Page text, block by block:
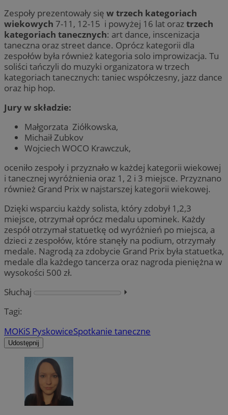
Zespoły prezentowały się w trzech kategoriach
wiekowych 7-11, 12-15 i powyżej 16 lat oraz trzech
kategoriach tanecznych: art dance, inscenizacja
taneczna oraz street dance. Oprócz kategorii dla
zespołów była również kategoria solo improwizacja. Tu
soliści tańczyli do muzyki organizatora w trzech
kategoriach tanecznych: taniec współczesny, jazz dance
oraz hip hop.
Jury w składzie:
Małgorzata Ziółkowska,
Michaił Zubkov
Wojciech WOCO Krawczuk,
oceniło zespoły i przyznało w każdej kategorii wiekowej
i tanecznej wyróżnienia oraz 1, 2 i 3 miejsce. Przyznano
również Grand Prix w najstarszej kategorii wiekowej.
Dzięki wsparciu każdy solista, który zdobył 1,2,3
miejsce, otrzymał oprócz medalu upominek. Każdy
zespół otrzymał statuetkę od wyróżnień po miejsca, a
dzieci z zespołów, które stanęły na podium, otrzymały
medale. Nagrodą za zdobycie Grand Prix była statuetka,
medale dla każdego tancerza oraz nagroda pieniężna w
wysokości 500 zł.
Słuchaj
⏵︎
Tagi:
MOKiS PyskowiceSpotkanie taneczne
Udostępnij